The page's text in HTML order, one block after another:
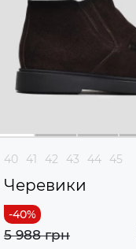
40 41 42 43 44 45
Черевики
5 988 грн